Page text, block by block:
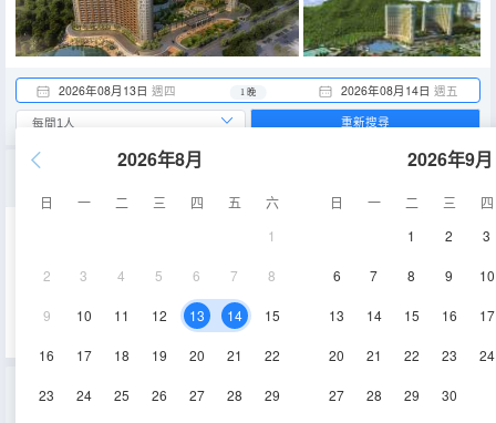
2026年08月13日 週四 2026年08月14日 週五
1 晚
2026年8月
日 一 二 三 四 五
六
1
2 3 4 5 6 7 8
9 10 11 12 13 14 15
16 17 18 19 20 21 22
23 24 25 26 27 28 29
2026年9月
日 一 二 三
四
1
2 3
6 7 8 9 10
13 14 15 16 17
20 21 22 23 24
27 28 29 30
重新搜尋
18-24㎡ 空調
電視機
高級雙床房